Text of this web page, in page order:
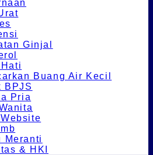
Ginjal
Buang Air Kecil
BPJS
Pria
Meranti
& HKI